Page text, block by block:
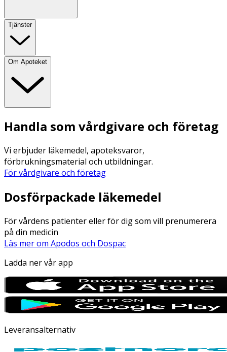
Tjänster
Om Apoteket
Handla som vårdgivare och företag
Vi erbjuder läkemedel, apoteksvaror,
förbrukningsmaterial och utbildningar.
För vårdgivare och företag
Dosförpackade läkemedel
För vårdens patienter eller för dig som vill prenumerera
på din medicin
Läs mer om Apodos och Dospac
Ladda ner vår app
Leveransalternativ